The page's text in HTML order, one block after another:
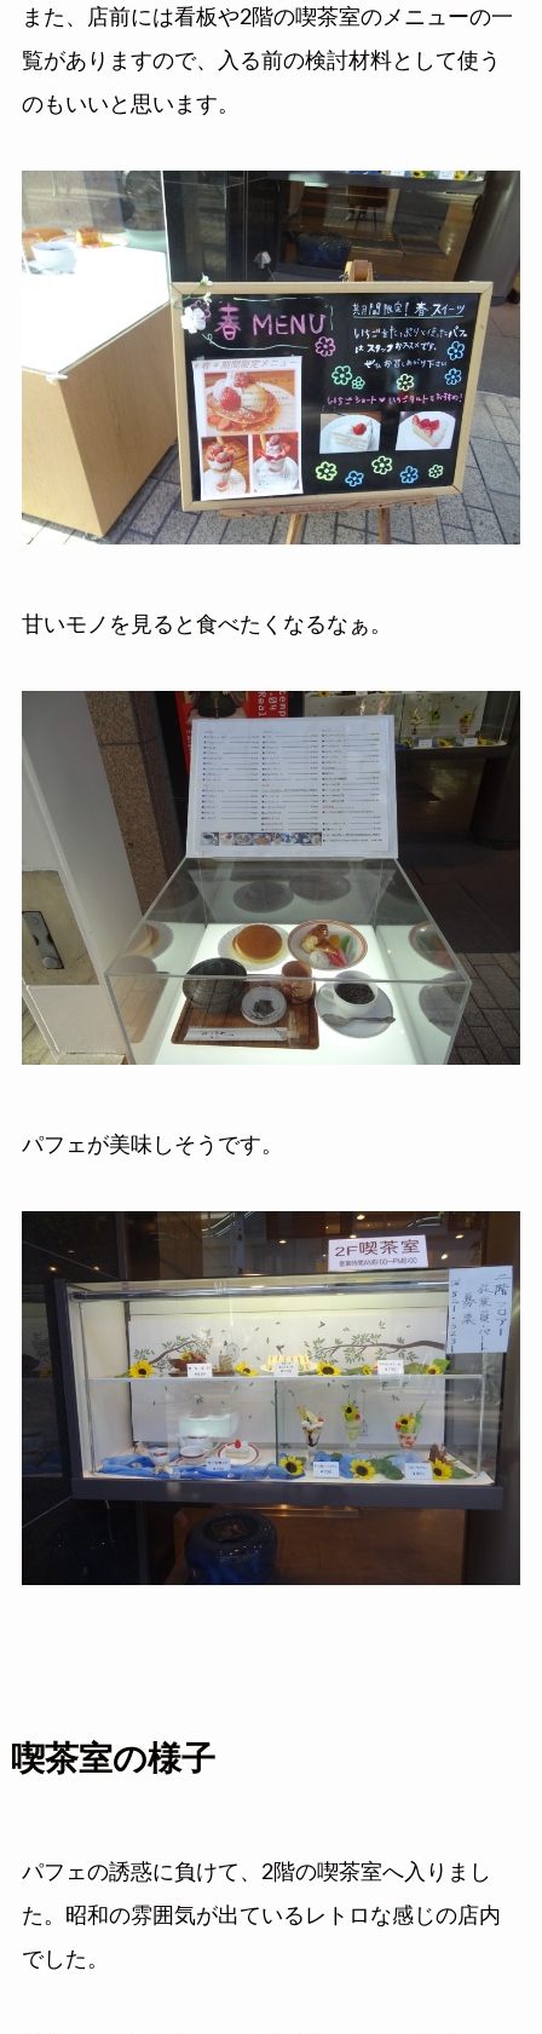
また、店前には看板や2階の喫茶室のメニューの一
覧がありますので、入る前の検討材料として使う
のもいいと思います。
甘いモノを見ると食べたくなるなぁ。
パフェが美味しそうです。
喫茶室の様子
パフェの誘惑に負けて、2階の喫茶室へ入りまし
た。昭和の雰囲気が出ているレトロな感じの店内
でした。